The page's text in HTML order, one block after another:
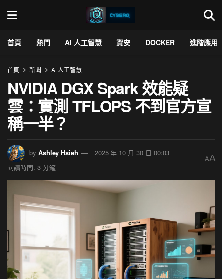
首頁 熱門 AI 人工智慧 資安 DOCKER 進階應用
首頁 新聞 AI 人工智慧
NVIDIA DGX Spark 效能疑
雲：實測 TFLOPS 不到官方宣
稱一半？
by Ashley Hsieh
2025 年 10 月 30 日 00:03
閱讀時間: 3 分鐘
AA